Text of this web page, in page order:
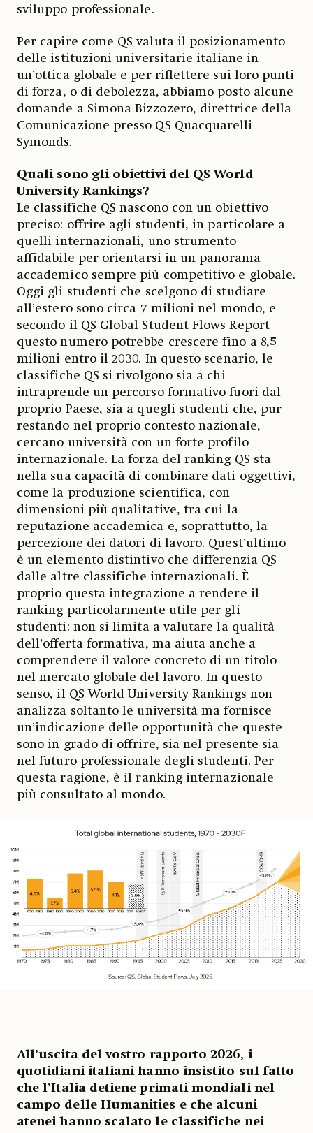
sviluppo professionale.
Per capire come QS valuta il posizionamento
delle istituzioni universitarie italiane in
un’ottica globale e per riflettere sui loro punti
di forza, o di debolezza, abbiamo posto alcune
domande a Simona Bizzozero, direttrice della
Comunicazione presso QS Quacquarelli
Symonds.
Quali sono gli obiettivi del QS World
University Rankings?
Le classifiche QS nascono con un obiettivo
preciso: offrire agli studenti, in particolare a
quelli internazionali, uno strumento
affidabile per orientarsi in un panorama
accademico sempre più competitivo e globale.
Oggi gli studenti che scelgono di studiare
all’estero sono circa 7 milioni nel mondo, e
secondo il QS Global Student Flows Report
questo numero potrebbe crescere fino a 8,5
milioni entro il 2030. In questo scenario, le
classifiche QS si rivolgono sia a chi
intraprende un percorso formativo fuori dal
proprio Paese, sia a quegli studenti che, pur
restando nel proprio contesto nazionale,
cercano università con un forte profilo
internazionale. La forza del ranking QS sta
nella sua capacità di combinare dati oggettivi,
come la produzione scientifica, con
dimensioni più qualitative, tra cui la
reputazione accademica e, soprattutto, la
percezione dei datori di lavoro. Quest’ultimo
è un elemento distintivo che differenzia QS
dalle altre classifiche internazionali. È
proprio questa integrazione a rendere il
ranking particolarmente utile per gli
studenti: non si limita a valutare la qualità
dell’offerta formativa, ma aiuta anche a
comprendere il valore concreto di un titolo
nel mercato globale del lavoro. In questo
senso, il QS World University Rankings non
analizza soltanto le università ma fornisce
un’indicazione delle opportunità che queste
sono in grado di offrire, sia nel presente sia
nel futuro professionale degli studenti. Per
questa ragione, è il ranking internazionale
più consultato al mondo.
All’uscita del vostro rapporto 2026, i
quotidiani italiani hanno insistito sul fatto
che l’Italia detiene primati mondiali nel
campo delle Humanities e che alcuni
atenei hanno scalato le classifiche nei